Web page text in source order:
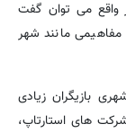
واقع می توان گفت
مانند شهر
بازیگران زیادی
های استارتاپ،